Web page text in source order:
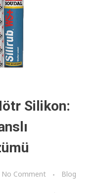
Silikon:
No Comment Blog